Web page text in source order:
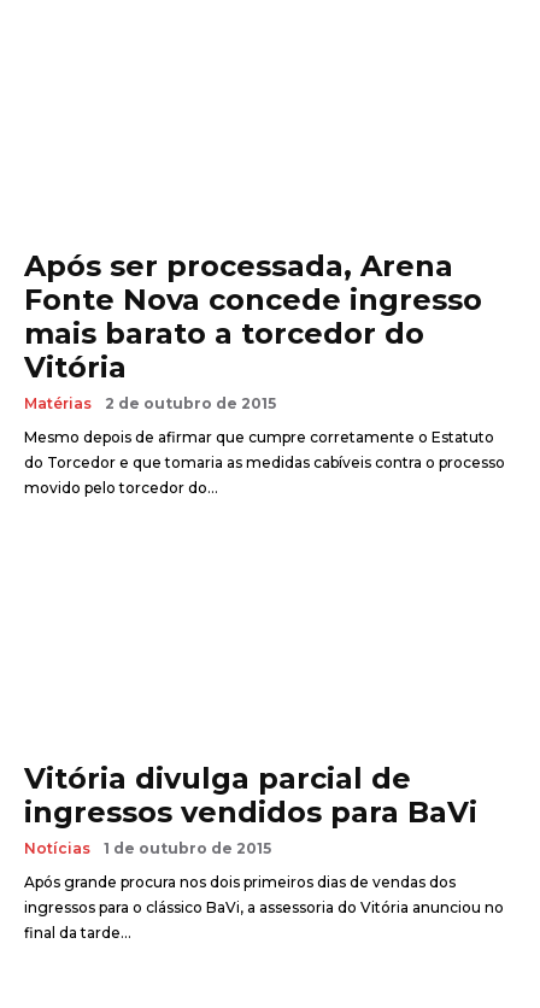
Após ser processada, Arena
Fonte Nova concede ingresso
mais barato a torcedor do
Vitória
Matérias
2 de outubro de 2015
Mesmo depois de afirmar que cumpre corretamente o Estatuto
do Torcedor e que tomaria as medidas cabíveis contra o processo
movido pelo torcedor do...
Vitória divulga parcial de
ingressos vendidos para BaVi
Notícias
1 de outubro de 2015
Após grande procura nos dois primeiros dias de vendas dos
ingressos para o clássico BaVi, a assessoria do Vitória anunciou no
final da tarde...